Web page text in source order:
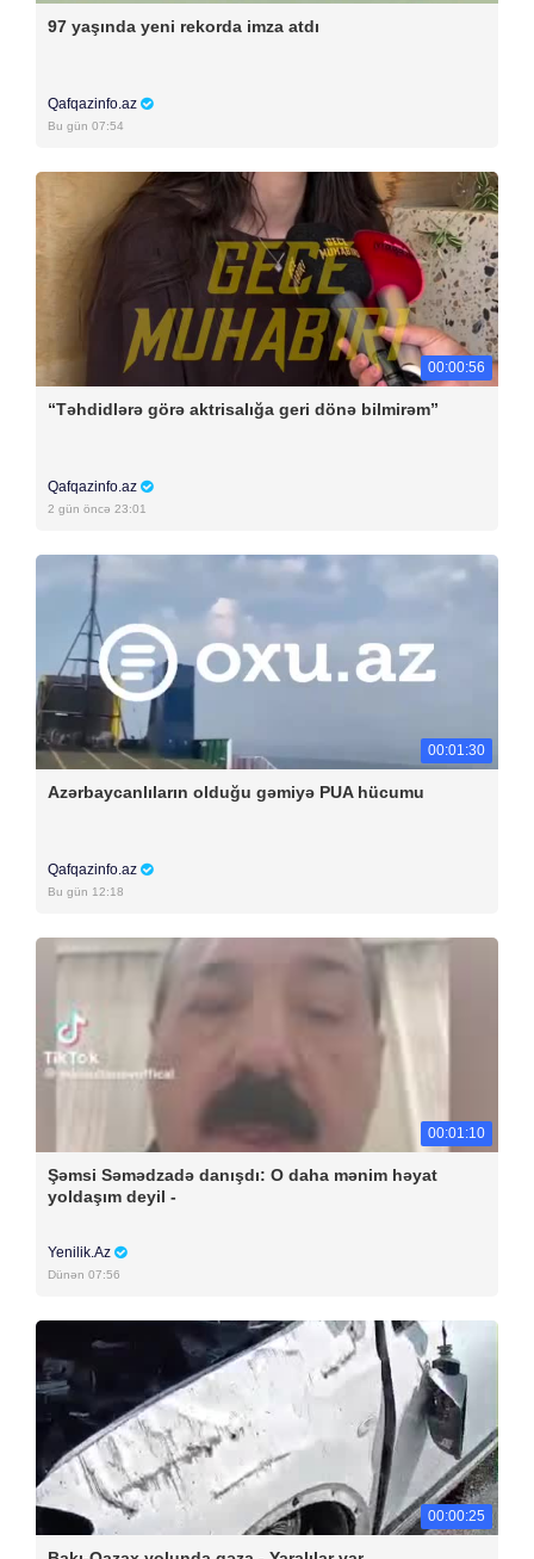
97 yaşında yeni rekorda imza atdı
Qafqazinfo.az
Bu gün 07:54
00:00:56
“Təhdidlərə görə aktrisalığa geri dönə bilmirəm”
Qafqazinfo.az
2 gün öncə 23:01
00:01:30
Azərbaycanlıların olduğu gəmiyə PUA hücumu
Qafqazinfo.az
Bu gün 12:18
00:01:10
Şəmsi Səmədzadə danışdı: O daha mənim həyat
yoldaşım deyil -
Yenilik.Az
Dünən 07:56
00:00:25